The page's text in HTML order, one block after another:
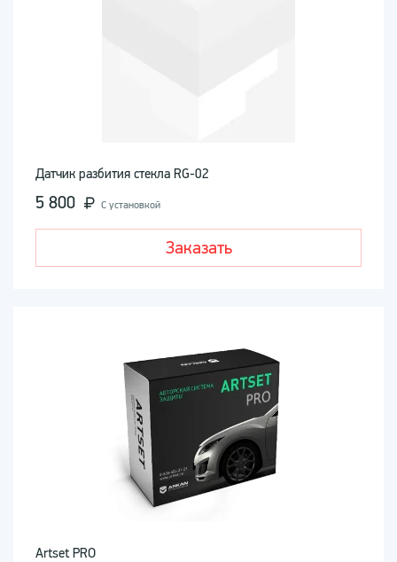
Датчик разбития стекла RG-02
5 800 С установкой
Заказать
Artset PRO